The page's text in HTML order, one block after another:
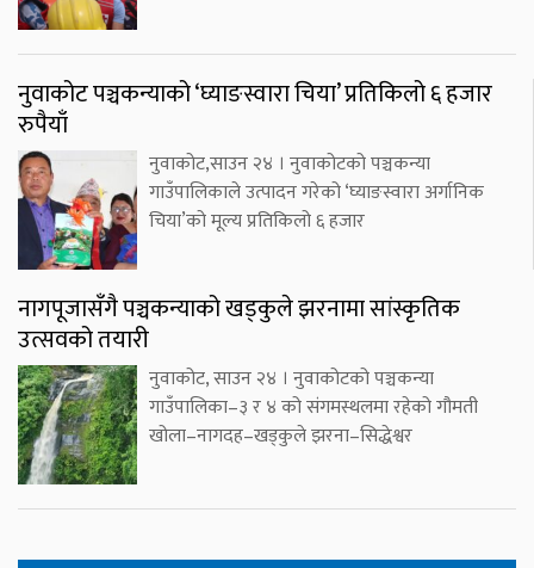
नुवाकोट पञ्चकन्याको ‘घ्याङस्वारा चिया’ प्रतिकिलो ६ हजार
रुपैयाँ
नुवाकोट,साउन २४ । नुवाकोटको पञ्चकन्या
गाउँपालिकाले उत्पादन गरेको ‘घ्याङस्वारा अर्गानिक
चिया’को मूल्य प्रतिकिलो ६ हजार
नागपूजासँगै पञ्चकन्याको खड्कुले झरनामा सांस्कृतिक
उत्सवको तयारी
नुवाकोट, साउन २४ । नुवाकोटको पञ्चकन्या
गाउँपालिका–३ र ४ को संगमस्थलमा रहेको गौमती
खोला–नागदह–खड्कुले झरना–सिद्धेश्वर